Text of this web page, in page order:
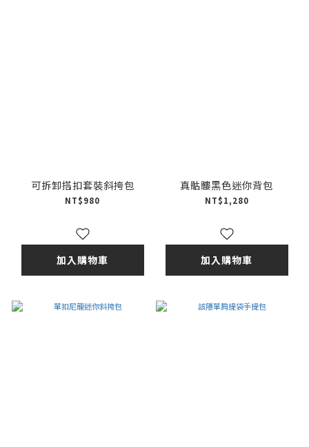
可拆卸搭扣套裝斜挎包
NT$980
加入購物車
真骷髏黑色迷你背包
NT$1,280
加入購物車